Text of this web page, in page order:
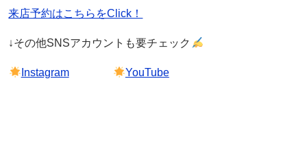
来店予約はこちらをClick！
↓その他SNSアカウントも要チェック
Instagram YouTube